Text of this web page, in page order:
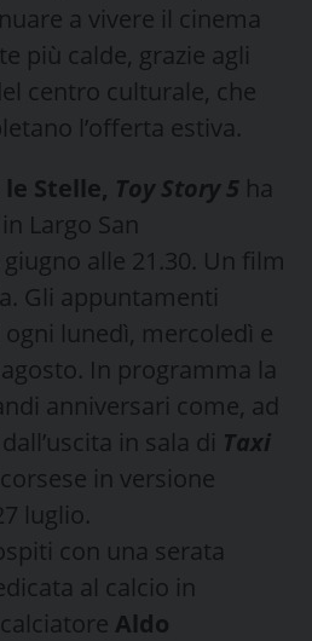
a vivere il cinema
più calde, grazie agli
centro culturale, che
l’offerta estiva.
Stelle, Toy Story 5 ha
Largo San
alle 21.30. Un film
Gli appuntamenti
lunedì, mercoledì e
In programma la
anniversari come, ad
in sala di Taxi
in versione
luglio.
con una serata
al calcio in
Aldo